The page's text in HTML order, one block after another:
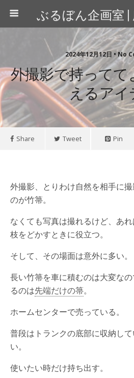
2024年12月12日 • No
外撮影で持って
えるアイ
Share Tweet Pin
外撮影、とりわけ自然を相手に
のが竹箒。
なくても写真は撮れるけど、あ
枝をどかすときに役立つ。
そして、その場面は意外に多い。
長い竹箒を車に積むのは大変な
るのは先端だけの箒。
ホームセンターで売っている。
普段はトランクの底部に収納し
い。
使いたい時だけ持ち出す。